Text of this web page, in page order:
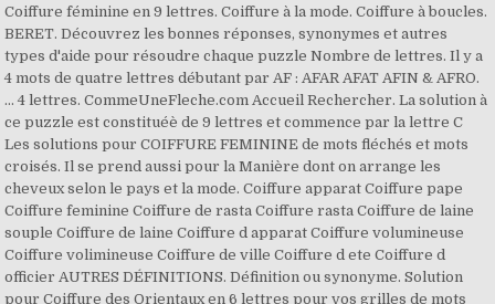
Coiffure féminine en 9 lettres. Coiffure à la mode. Coiffure à boucles.
BERET. Découvrez les bonnes réponses, synonymes et autres
types d'aide pour résoudre chaque puzzle Nombre de lettres. Il y a
4 mots de quatre lettres débutant par AF : AFAR AFAT AFIN & AFRO.
... 4 lettres. CommeUneFleche.com Accueil Rechercher. La solution à
ce puzzle est constituéè de 9 lettres et commence par la lettre C
Les solutions pour COIFFURE FEMININE de mots fléchés et mots
croisés. Il se prend aussi pour la Manière dont on arrange les
cheveux selon le pays et la mode. Coiffure apparat Coiffure pape
Coiffure feminine Coiffure de rasta Coiffure rasta Coiffure de laine
souple Coiffure de laine Coiffure d apparat Coiffure volumineuse
Coiffure volimineuse Coiffure de ville Coiffure d ete Coiffure d
officier AUTRES DÉFINITIONS. Définition ou synonyme. Solution
pour Coiffure des Orientaux en 6 lettres pour vos grilles de mots